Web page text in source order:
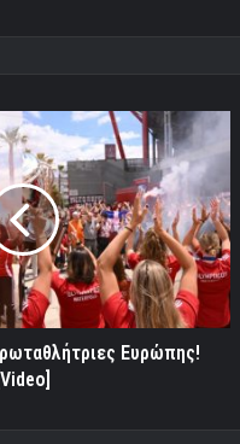
Ευρώπης!
[Video]